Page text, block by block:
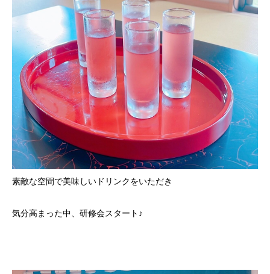
素敵な空間で美味しいドリンクをいただき
気分高まった中、研修会スタート♪